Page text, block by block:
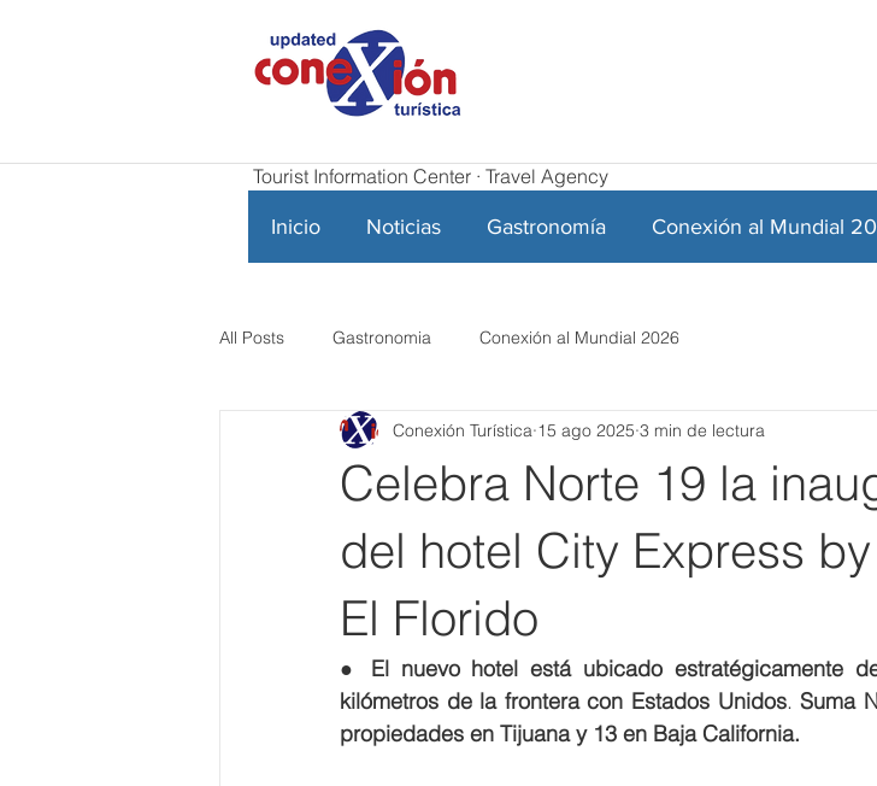
Tourist Information Center · Travel Agency
Inicio Noticias Gastronomía Conexión al Mundial
All Posts Gastronomia Conexión al Mundial 2026
Celebra Norte 19 la
del hotel City Express
El Florido
Conexión Turística 15 ago 2025 3 min de lectura
● El nuevo hotel está ubicado estratégicamente
kilómetros de la frontera con Estados Unidos. Suma
propiedades en Tijuana y 13 en Baja California.